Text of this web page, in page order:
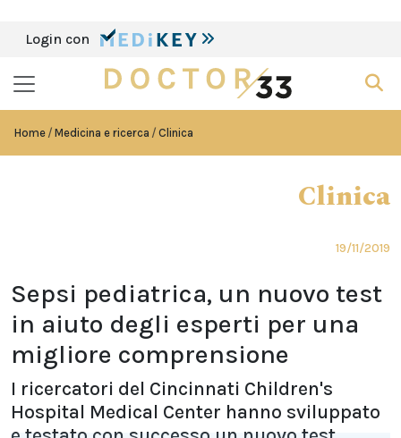
Login con
Home Medicina e ricerca Clinica
Clinica
19/11/2019
Sepsi pediatrica, un nuovo test
in aiuto degli esperti per una
migliore comprensione
I ricercatori del Cincinnati Children's
Hospital Medical Center hanno sviluppato